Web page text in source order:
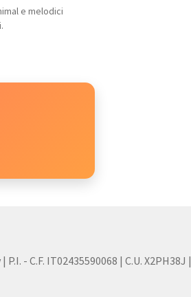
e melodici
- C.F. IT02435590068 | C.U. X2PH38J |